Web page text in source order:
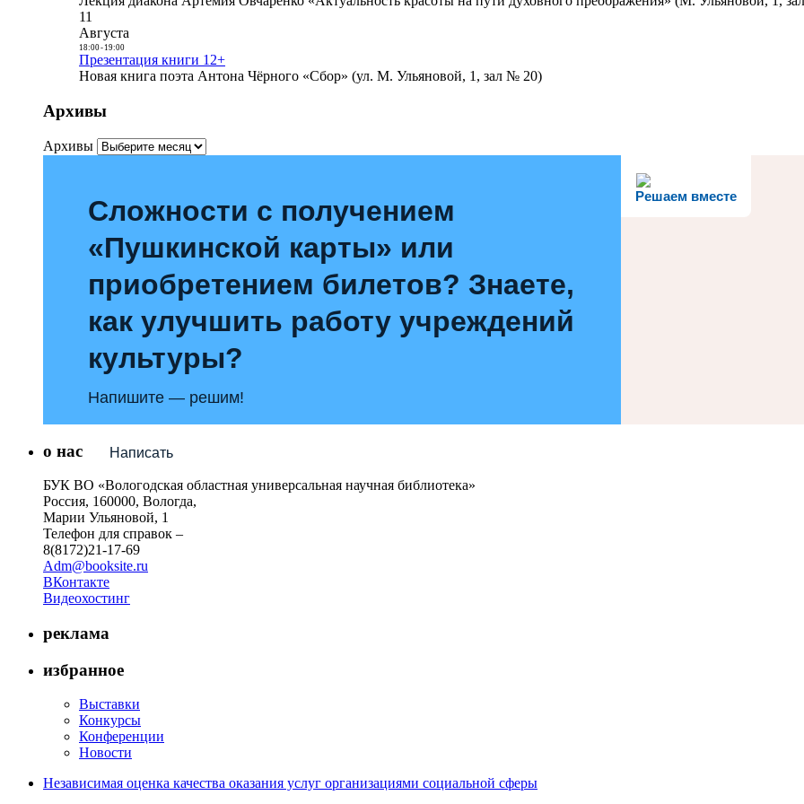
11
Августа
18:00- 19:00
Презентация книги 12+
Новая книга поэта Антона Чёрного «Сбор» (ул. М. Ульяновой, 1, зал № 20)
Архивы
Архивы
Решаем вместе
Сложности с получением
«Пушкинской карты» или
приобретением билетов? Знаете,
как улучшить работу учреждений
культуры?
Напишите — решим!
Написать
о нас
БУК ВО «Вологодская областная универсальная научная библиотека»
Россия, 160000, Вологда,
Марии Ульяновой, 1
Телефон для справок –
8(8172)21-17-69
Adm@booksite.ru
ВКонтакте
Видеохостинг
реклама
избранное
Выставки
Конкурсы
Конференции
Новости
Независимая оценка качества оказания услуг организациями социальной сферы